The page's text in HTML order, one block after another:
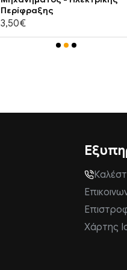
Περίφραξης
3,50€
Χάρτης